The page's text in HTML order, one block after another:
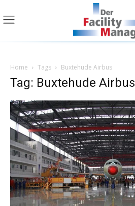
Home Tags Buxtehude Airbus
Tag: Buxtehude Airbus